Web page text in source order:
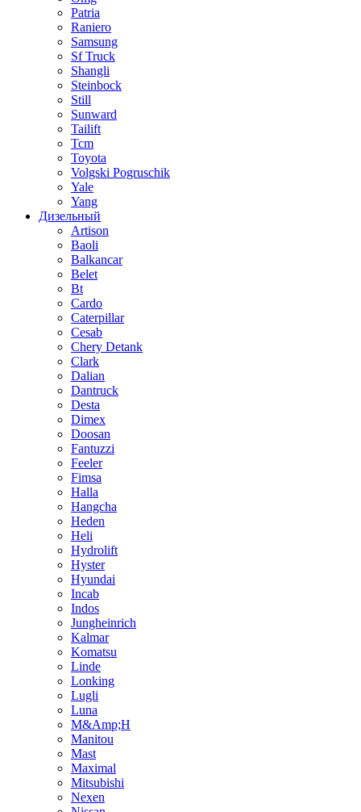
Patria
Raniero
Samsung
Sf Truck
Shangli
Steinbock
Still
Sunward
Tailift
Tcm
Toyota
Volgski Pogruschik
Yale
Yang
Дизельный
Artison
Baoli
Balkancar
Belet
Bt
Cardo
Caterpillar
Cesab
Chery Detank
Clark
Dalian
Dantruck
Desta
Dimex
Doosan
Fantuzzi
Feeler
Fimsa
Halla
Hangcha
Heden
Heli
Hydrolift
Hyster
Hyundai
Incab
Indos
Jungheinrich
Kalmar
Komatsu
Linde
Lonking
Lugli
Luna
M&Amp;H
Manitou
Mast
Maximal
Mitsubishi
Nexen